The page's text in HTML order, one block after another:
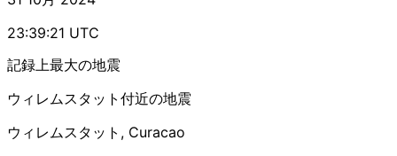
23:39:21 UTC
記録上最大の地震
ウィレムスタット付近の地震
ウィレムスタット, Curacao